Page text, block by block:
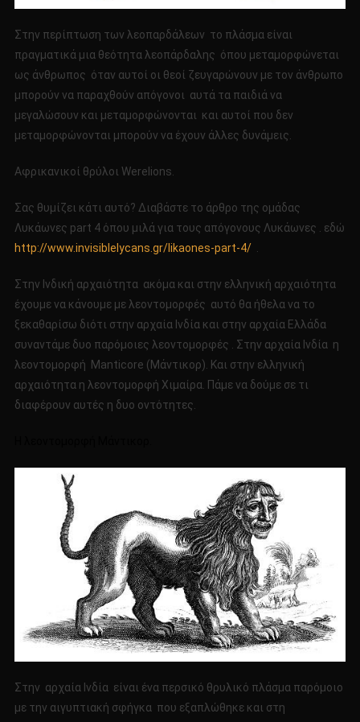
Στην περίπτωση των λεοπαρδάλεων το πλάσμα είναι
πραγματικά μια θεότητα λεοπάρδαλης όπου μεταμορφώνεται
ως άνθρωπος όταν αυτοί οι θεοί ζευγαρώνουν με τον άνθρωπο
μπορούν να παραχθούν απόγονοι αυτά τα παιδιά να
μεγαλώσουν και μεταμορφώνονται και αυτοί που δεν
μεταμορφώνονται μπορούν να έχουν άλλες δυνάμεις.
Αφρικανικοί θρύλοι Werelions.
Σας θυμίζει κάτι αυτό? Διαβάστε το άρθρο της ομάδας
Λυκάωνες part 4 όπου μιλά για τους απόγονους Λυκάωνες . εδώ
http://www.invisiblelycans.gr/likaones-part-4/.
Στην Ινδική αρχαιότητα ακόμα και στην ελληνική αρχαιότητα
έχουμε να κάνουμε με λεοντομορφές αυτό θα ήθελα να το
ξεκαθαρίσω διότι στην αρχαία Ινδία και στην αρχαία Ελλάδα
συναντάμε δυο παρόμοιες λεοντομορφές . Στην αρχαία Ινδία η
λεοντομορφή Manticore (Μάντικορ). Και στην ελληνική
αρχαιότητα η λεοντομορφή Χιμαίρα. Πάμε να δούμε σε τι
διαφέρουν αυτές η δυο οντότητες.
Στην αρχαία Ινδία είναι ένα περσικό θρυλικό πλάσμα παρόμοιο
με την αιγυπτιακή σφήγκα που εξαπλώθηκε και στη